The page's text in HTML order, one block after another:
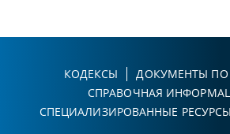
КОДЕКСЫ
ДОКУМЕНТЫ
СПРАВОЧНАЯ
СПЕЦИАЛИЗИРОВАННЫЕ РЕСУРСЫ